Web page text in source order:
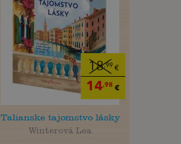
18,99 €
14,98€
Talianske tajomstvo lásky
Winterová Lea